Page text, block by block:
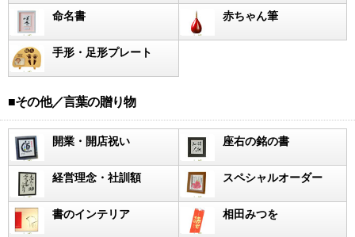
命名書 赤ちゃん筆
手形・足形プレート
■その他／言葉の贈り物
開業・開店祝い 座右の銘の書
経営理念・社訓額 スペシャルオーダー
書のインテリア 相田みつを